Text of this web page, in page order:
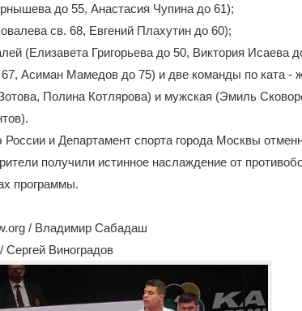
до 55, Анастасия Чупина до 61);
св. 68, Евгений Плахутин до 60);
(Елизавета Григорьева до 50, Виктория Исаева
Асиман Мамедов до 75) и две команды по ката -
Полина Котлярова) и мужская (Эмиль
России и Департамент спорта города Москвы
получили истинное наслаждение от
программы.
/ Владимир Сабадаш
Сергей Виноградов